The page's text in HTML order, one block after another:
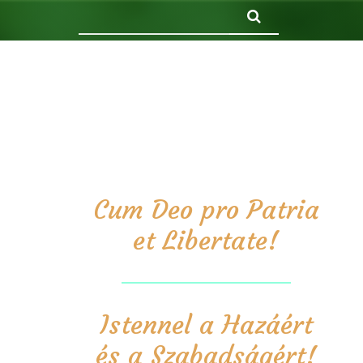
Cum Deo pro Patria
et Libertate!
Istennel a Hazáért
és a Szabadságért!